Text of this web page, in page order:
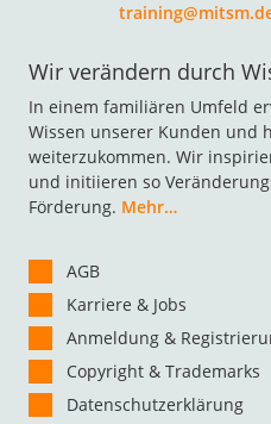
Wir verändern durch
In einem familiären Umfeld
Wissen unserer Kunden und
weiterzukommen. Wir
und initiieren so
Förderung. Mehr…
AGB
Karriere & Jobs
Anmeldung &
Copyright & Trademarks
Datenschutzerklärung